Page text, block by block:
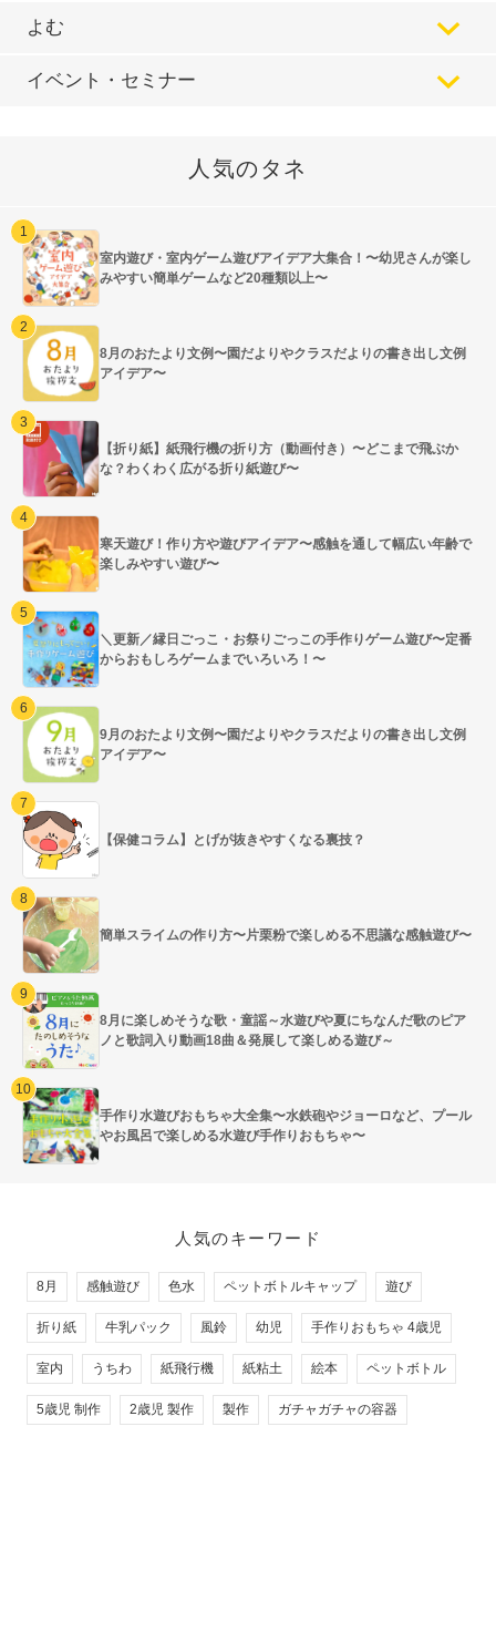
よむ
イベント・セミナー
人気のタネ
室内遊び・室内ゲーム遊びアイデア大集合！〜幼児さんが楽し
みやすい簡単ゲームなど20種類以上〜
8月のおたより文例〜園だよりやクラスだよりの書き出し文例
アイデア〜
【折り紙】紙飛行機の折り方（動画付き）〜どこまで飛ぶか
な？わくわく広がる折り紙遊び〜
寒天遊び！作り方や遊びアイデア〜感触を通して幅広い年齢で
楽しみやすい遊び〜
＼更新／縁日ごっこ・お祭りごっこの手作りゲーム遊び〜定番
からおもしろゲームまでいろいろ！〜
9月のおたより文例〜園だよりやクラスだよりの書き出し文例
アイデア〜
【保健コラム】とげが抜きやすくなる裏技？
簡単スライムの作り方〜片栗粉で楽しめる不思議な感触遊び〜
8月に楽しめそうな歌・童謡～水遊びや夏にちなんだ歌のピア
ノと歌詞入り動画18曲＆発展して楽しめる遊び～
手作り水遊びおもちゃ大全集〜水鉄砲やジョーロなど、プール
やお風呂で楽しめる水遊び手作りおもちゃ〜
人気のキーワード
8月 感触遊び 色水 ペットボトルキャップ 遊び
折り紙 牛乳パック 風鈴 幼児 手作りおもちゃ 4歳児
室内 うちわ 紙飛行機 紙粘土 絵本 ペットボトル
5歳児 制作 2歳児 製作 製作 ガチャガチャの容器